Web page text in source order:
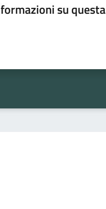
su questa